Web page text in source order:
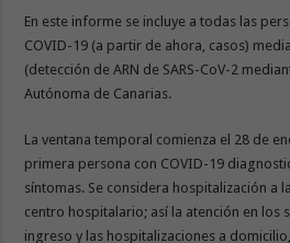
En este informe se incluye a todas las
COVID-19 (a partir de ahora, casos)
(detección de ARN de SARS-CoV-2
Autónoma de Canarias.
La ventana temporal comienza el 28 de
primera persona con COVID-19
síntomas. Se considera hospitalización a
centro hospitalario; así la atención en los
ingreso y las hospitalizaciones a